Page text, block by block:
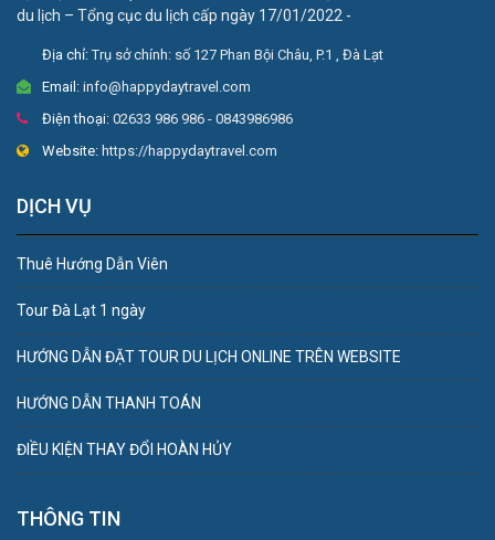
du lịch – Tổng cục du lịch cấp ngày 17/01/2022 -
Địa chỉ:Trụ sở chính: số 127 Phan Bội Châu, P.1 , Đà Lạt
Email: info@happydaytravel.com
Điện thoại: 02633 986 986 - 0843986986
Website: https://happydaytravel.com
DỊCH VỤ
Thuê Hướng Dẫn Viên
Tour Đà Lạt 1 ngày
HƯỚNG DẪN ĐẶT TOUR DU LỊCH ONLINE TRÊN WEBSITE
HƯỚNG DẪN THANH TOÁN
ĐIỀU KIỆN THAY ĐỔI HOÀN HỦY
THÔNG TIN